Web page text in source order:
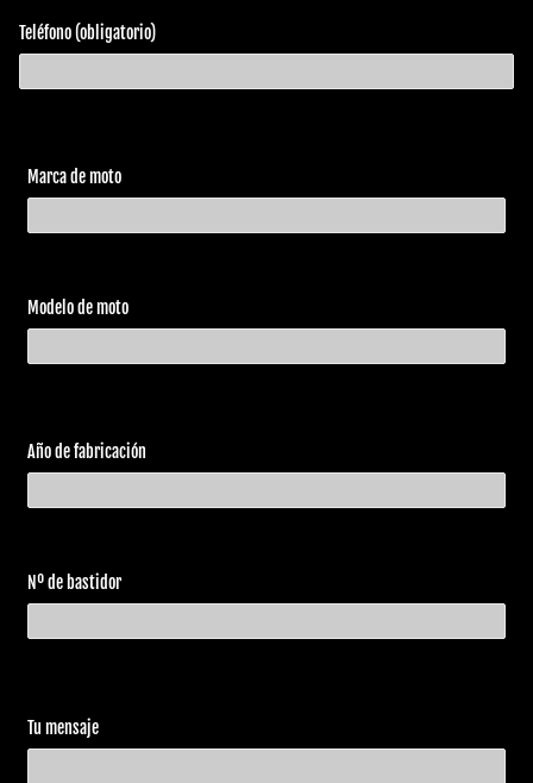
Teléfono (obligatorio)
Marca de moto
Modelo de moto
Año de fabricación
Nº de bastidor
Tu mensaje